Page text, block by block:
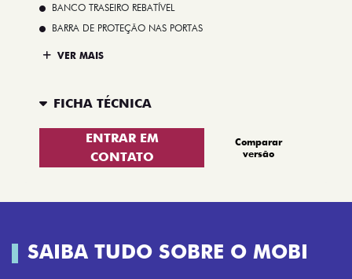
BANCO TRASEIRO REBATÍVEL
BARRA DE PROTEÇÃO NAS PORTAS
VER MAIS
FICHA TÉCNICA
ENTRAR EM
CONTATO
Comparar
versão
SAIBA TUDO SOBRE O MOBI